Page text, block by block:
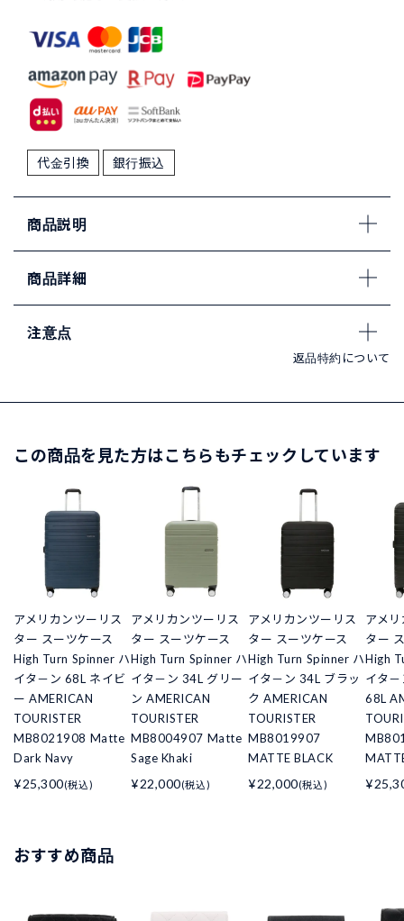
代金引換 銀行振込
商品説明
商品詳細
注意点
返品特約について
この商品を見た方はこちらもチェックしています
アメリカンツーリス
ター スーツケース
High Turn Spinner ハ
イタ－ン 68L ネイビ
ー AMERICAN
TOURISTER
MB8021908 Matte
Dark Navy
¥25,300(税込)
アメリカンツーリス
ター スーツケース
High Turn Spinner ハ
イタ－ン 34L グリー
ン AMERICAN
TOURISTER
MB8004907 Matte
Sage Khaki
¥22,000(税込)
アメリカンツーリス
ター スーツケース
High Turn Spinner ハ
イタ－ン 34L ブラッ
ク AMERICAN
TOURISTER
MB8019907
MATTE BLACK
¥22,000(税込)
アメ
ター
High
イタ
68L
おすすめ商品